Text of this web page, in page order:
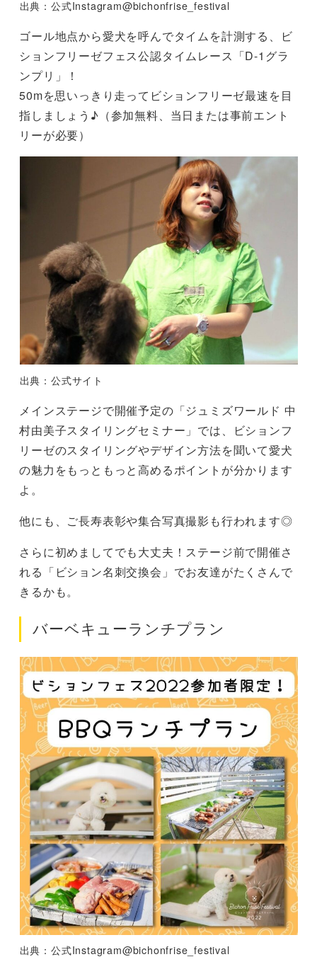
出典：公式Instagram@bichonfrise_festival
ゴール地点から愛犬を呼んでタイムを計測する、ビ
ションフリーゼフェス公認タイムレース「D-1グラ
ンプリ」！
50mを思いっきり走ってビションフリーゼ最速を目
指しましょう♪（参加無料、当日または事前エント
リーが必要）
出典：公式サイト
メインステージで開催予定の「ジュミズワールド 中
村由美子スタイリングセミナー」では、ビションフ
リーゼのスタイリングやデザイン方法を聞いて愛犬
の魅力をもっともっと高めるポイントが分かります
よ。
他にも、ご長寿表彰や集合写真撮影も行われます◎
さらに初めましてでも大丈夫！ステージ前で開催さ
れる「ビション名刺交換会」でお友達がたくさんで
きるかも。
バーベキューランチプラン
出典：公式Instagram@bichonfrise_festival